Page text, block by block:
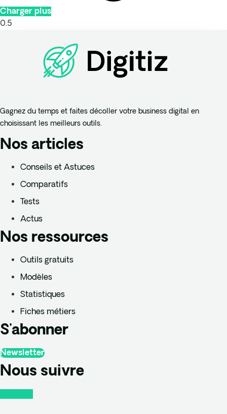
Charger plus
Gagnez du temps et faites décoller votre business digital en
choisissant les meilleurs outils.
Nos articles
Conseils et Astuces
Comparatifs
Tests
Actus
Nos ressources
Outils gratuits
Modèles
Statistiques
Fiches métiers
S'abonner
Newsletter
Nous suivre